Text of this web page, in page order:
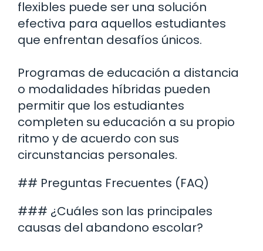
flexibles puede ser una solución
efectiva para aquellos estudiantes
que enfrentan desafíos únicos.
Programas de educación a distancia
o modalidades híbridas pueden
permitir que los estudiantes
completen su educación a su propio
ritmo y de acuerdo con sus
circunstancias personales.
## Preguntas Frecuentes (FAQ)
### ¿Cuáles son las principales
causas del abandono escolar?